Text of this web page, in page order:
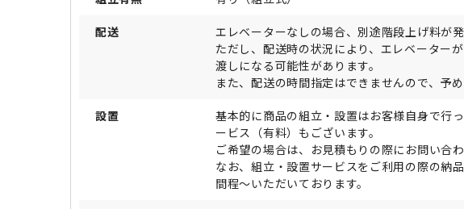
配送
エレベーターなしの場合、別途階段上げ料が発
ただし、配送時の状況により、エレベーター
渡しになる可能性があります。
また、配送の時間指定はできませんので、予め
設置
基本的に商品の組立・設置はお客様自身で行
ービス（有料）もございます。
ご希望の場合は、お見積もりの際にお問い合わ
なお、組立・設置サービスをご利用の際の納
間程～いただいております。